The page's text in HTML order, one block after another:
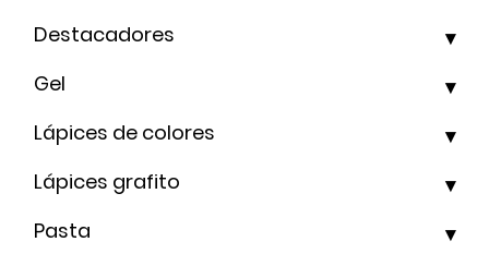
Destacadores
Gel
Lápices de colores
Lápices grafito
Pasta